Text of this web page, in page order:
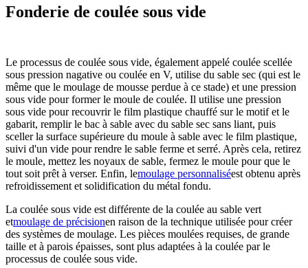
Fonderie de coulée sous vide
Le processus de coulée sous vide, également appelé coulée scellée
sous pression nagative ou coulée en V, utilise du sable sec (qui est le
même que le moulage de mousse perdue à ce stade) et une pression
sous vide pour former le moule de coulée. Il utilise une pression
sous vide pour recouvrir le film plastique chauffé sur le motif et le
gabarit, remplir le bac à sable avec du sable sec sans liant, puis
sceller la surface supérieure du moule à sable avec le film plastique,
suivi d'un vide pour rendre le sable ferme et serré. Après cela, retirez
le moule, mettez les noyaux de sable, fermez le moule pour que le
tout soit prêt à verser. Enfin, lemoulage personnaliséest obtenu après
refroidissement et solidification du métal fondu.
La coulée sous vide est différente de la coulée au sable vert
etmoulage de précisionen raison de la technique utilisée pour créer
des systèmes de moulage. Les pièces moulées requises, de grande
taille et à parois épaisses, sont plus adaptées à la coulée par le
processus de coulée sous vide.